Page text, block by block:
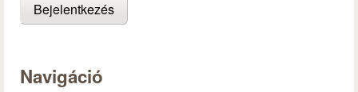
Navigáció